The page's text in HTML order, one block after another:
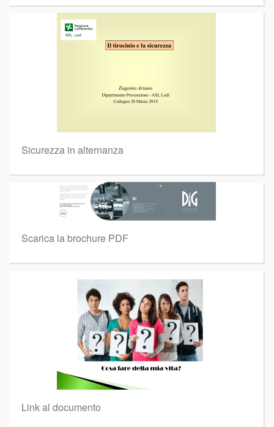
Sicurezza in alternanza
Scarica la brochure PDF
Link al documento